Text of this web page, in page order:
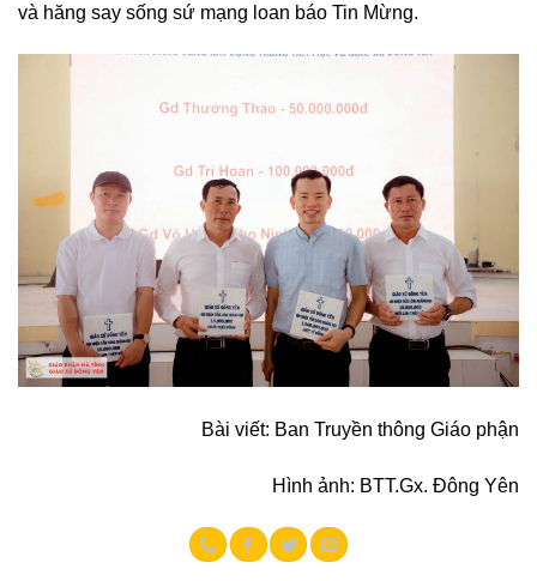
và hăng say sống sứ mạng loan báo Tin Mừng.
Bài viết: Ban Truyền thông Giáo phận
Hình ảnh: BTT.Gx. Đông Yên